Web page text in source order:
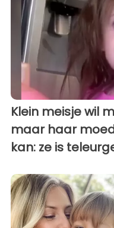
Klein meisje wil
maar haar
kan: ze is